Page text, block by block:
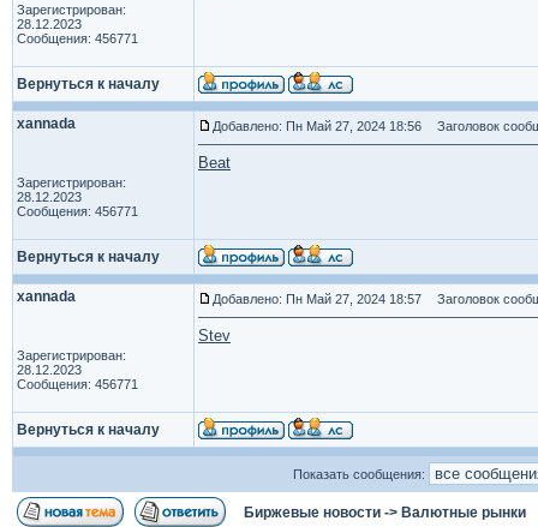
Зарегистрирован:
28.12.2023
Сообщения: 456771
Вернуться к началу
xannada
Зарегистрирован:
28.12.2023
Сообщения: 456771
Добавлено: Пн Май 27, 2024 18:56 Заголовок
Beat
Вернуться к началу
xannada
Зарегистрирован:
28.12.2023
Сообщения: 456771
Добавлено: Пн Май 27, 2024 18:57 Заголовок
Stev
Вернуться к началу
Показать сообщения:
Биржевые новости -> Валютные рынки